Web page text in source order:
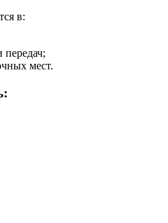
в:
передач;
мест.